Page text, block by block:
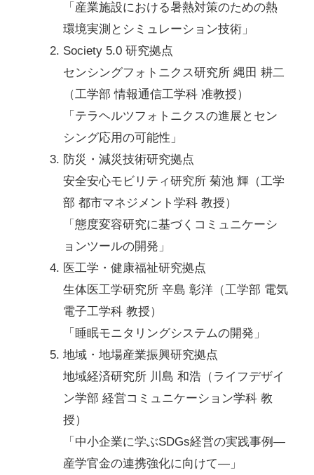
「産業施設における暑熱対策のための熱
環境実測とシミュレーション技術」
Society 5.0 研究拠点
センシングフォトニクス研究所 縄田 耕二
（工学部 情報通信工学科 准教授）
「テラヘルツフォトニクスの進展とセン
シング応用の可能性」
防災・減災技術研究拠点
安全安心モビリティ研究所 菊池 輝（工学
部 都市マネジメント学科 教授）
「態度変容研究に基づくコミュニケーシ
ョンツールの開発」
医工学・健康福祉研究拠点
生体医工学研究所 辛島 彰洋（工学部 電気
電子工学科 教授）
「睡眠モニタリングシステムの開発」
地域・地場産業振興研究拠点
地域経済研究所 川島 和浩（ライフデザイ
ン学部 経営コミュニケーション学科 教
授）
「中小企業に学ぶSDGs経営の実践事例―
産学官金の連携強化に向けて―」